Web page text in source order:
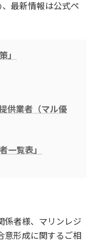
最新情報は公式ペ
」
供業者（マル優
一覧表」
係者様、マリンレジ
意形成に関するご相